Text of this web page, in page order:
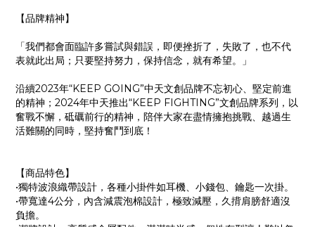
【品牌精神】
「我們都會面臨許多嘗試與錯誤，即便挫折了，失敗了，也不代
表就此出局；只要堅持努力，保持信念，就有希望。」
沿續2023年“KEEP GOING”中天文創品牌不忘初心、堅定前進
的精神；2024年中天推出“KEEP FIGHTING”文創品牌系列，以
奮戰不懈，砥礪前行的精神，陪伴大家在盡情擁抱挑戰、越過生
活難關的同時，堅持奮鬥到底！
【商品特色】
•獨特波浪織帶設計，各種小掛件如耳機、小錢包、鑰匙一次掛。
•帶寬達4公分，內含減震泡棉設計，極致減壓，久揹肩膀舒適沒
負擔。